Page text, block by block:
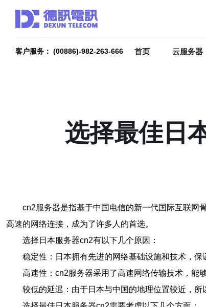
客户服务： (00886)-982-263-666 首页 云服务器
选择最佳日
cn2服务器是指基于中国电信的新一代国际互联网
高速的网络连接，成为了许多人的首选。
选择日本服务器cn2有以下几个原因：
稳定性：日本拥有先进的网络基础设施和技术，保
高速性：cn2服务器采用了高速网络传输技术，能
较低的延迟：由于日本与中国的地理位置较近，